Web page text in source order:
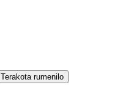
Terakota rumenilo